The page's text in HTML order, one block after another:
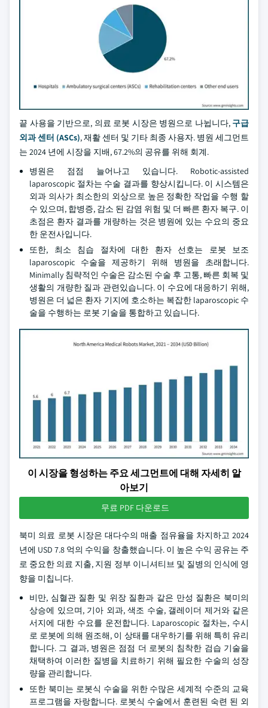
끝 사용을 기반으로, 의료 로봇 시장은 병원으로 나뉩니다, 구급
외과 센터 (ASCs), 재활 센터 및 기타 최종 사용자. 병원 세그먼트
는 2024 년에 시장을 지배, 67.2%의 공유를 위해 회계.
병원은 점점 늘어나고 있습니다. Robotic-assisted
laparoscopic 절차는 수술 결과를 향상시킵니다. 이 시스템은
외과 의사가 최소한의 외상으로 높은 정확한 작업을 수행 할
수 있으며, 합병증, 감소 된 감염 위험 및 더 빠른 환자 복구. 이
초점은 환자 결과를 개량하는 것은 병원에 있는 수요의 중요
한 운전사입니다.
또한, 최소 침습 절차에 대한 환자 선호는 로봇 보조
laparoscopic 수술을 제공하기 위해 병원을 초래합니다.
Minimally 침략적인 수술은 감소된 수술 후 고통, 빠른 회복 및
생활의 개량한 질과 관련있습니다. 이 수요에 대응하기 위해,
병원은 더 넓은 환자 기지에 호소하는 복잡한 laparoscopic 수
술을 수행하는 로봇 기술을 통합하고 있습니다.
이 시장을 형성하는 주요 세그먼트에 대해 자세히 알
아보기
무료 PDF 다운로드
북미 의료 로봇 시장은 대다수의 매출 점유율을 차지하고 2024
년에 USD 7.8 억의 수익을 창출했습니다. 이 높은 수익 공유는 주
로 중요한 의료 지출, 지원 정부 이니셔티브 및 질병의 인식에 영
향을 미칩니다.
비만, 심혈관 질환 및 위장 질환과 같은 만성 질환은 북미의
상승에 있으며, 기아 외과, 색조 수술, 갤레이더 제거와 같은
서지에 대한 수요를 운전합니다. Laparoscopic 절차는, 수시
로 로봇에 의해 원조해, 이 상태를 대우하기를 위해 특히 유리
합니다. 그 결과, 병원은 점점 더 로봇의 침착한 검습 기술을
채택하여 이러한 질병을 치료하기 위해 필요한 수술의 성장
량을 관리합니다.
또한 북미는 로봇식 수술을 위한 수많은 세계적 수준의 교육
프로그램을 자랑합니다. 로봇식 수술에서 훈련된 숙련 된 외